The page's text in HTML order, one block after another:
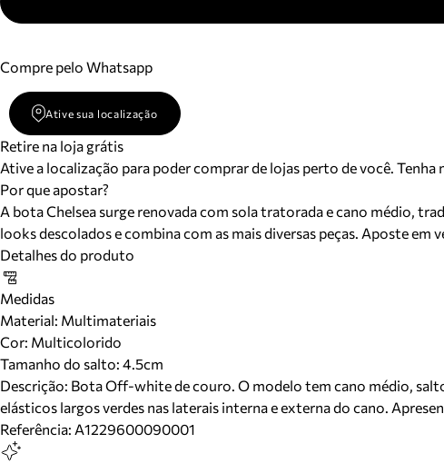
Compre pelo Whatsapp
Ative sua localização
Retire na loja grátis
Ative a localização para poder comprar de lojas perto de você.
Por que apostar?
A bota Chelsea surge renovada com sola tratorada e cano médio,
looks descolados e combina com as mais diversas peças. Aposte em
Detalhes do produto
Medidas
Material: Multimateriais
Cor: Multicolorido
Tamanho do salto: 4.5cm
Descrição: Bota Off-white de couro. O modelo tem cano médio,
elásticos largos verdes nas laterais interna e externa do cano.
Referência: A1229600090001